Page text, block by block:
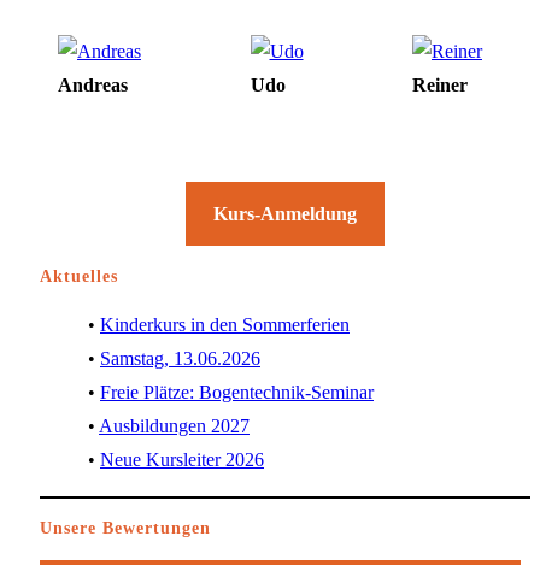
Andreas Udo Reiner
Kurs-Anmeldung
Aktuelles
Kinderkurs in den Sommerferien
Samstag, 13.06.2026
Freie Plätze: Bogentechnik-Seminar
Ausbildungen 2027
Neue Kursleiter 2026
Unsere Bewertungen